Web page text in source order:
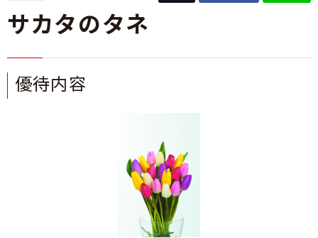
サカタのタネ
優待内容